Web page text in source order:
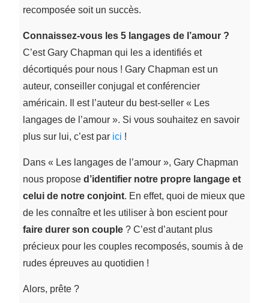
recomposée soit un succès.
Connaissez-vous les 5 langages de l’amour ?
C’est Gary Chapman qui les a identifiés et
décortiqués pour nous ! Gary Chapman est un
auteur, conseiller conjugal et conférencier
américain. Il est l’auteur du best-seller « Les
langages de l’amour ». Si vous souhaitez en savoir
plus sur lui, c’est par ici !
Dans « Les langages de l’amour », Gary Chapman
nous propose d’identifier notre propre langage et
celui de notre conjoint. En effet, quoi de mieux que
de les connaître et les utiliser à bon escient pour
faire durer son couple? C’est d’autant plus
précieux pour les couples recomposés, soumis à de
rudes épreuves au quotidien !
Alors, prête ?